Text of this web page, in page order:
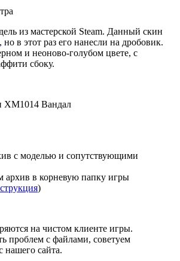
из мастерской Steam. Данный скин
, но в этот раз его нанесли на дробовик.
и неоново-голубом цвете, с
сбоку.
Вандал
с моделью и сопутствующими
архив в корневую папку игры
)
на чистом клиенте игры.
проблем с файлами, советуем
нашего сайта.